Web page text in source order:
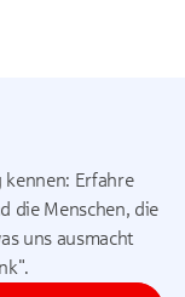
kennen: Erfahre
die Menschen, die
uns ausmacht